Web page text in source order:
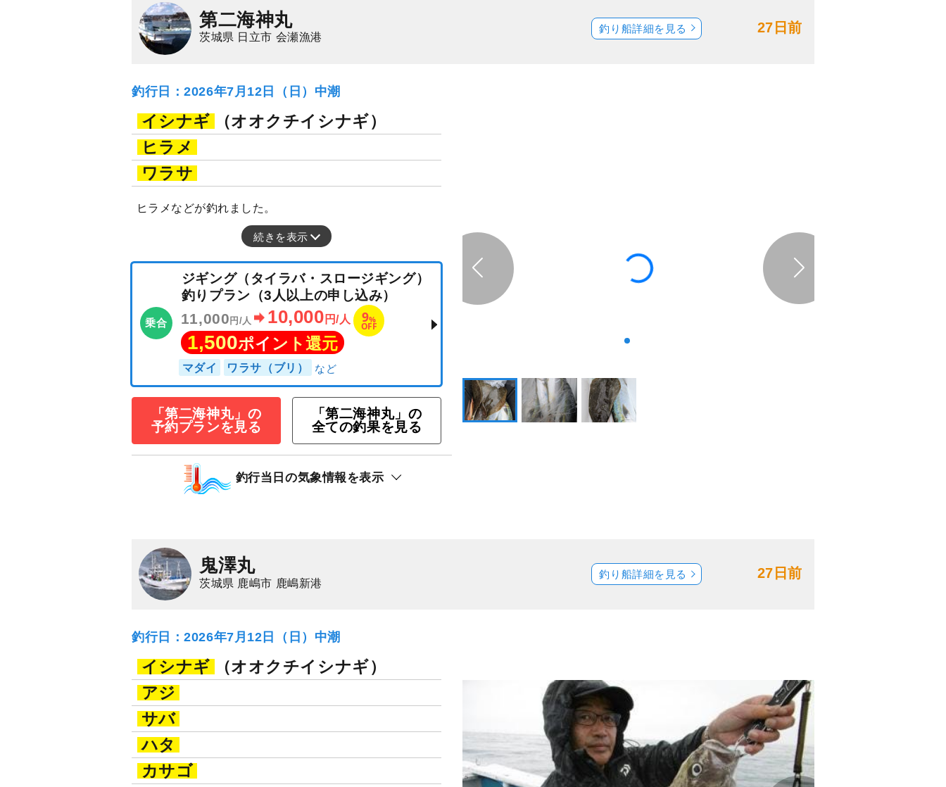
第二海神丸
茨城県 日立市 会瀬漁港
27日前
釣り船詳細を見る
釣行日：2026年7月12日（日）中潮
イシナギ
（オオクチイシナギ）
ヒラメ
ワラサ
ヒラメなどが釣れました。
続きを表示
乗合
ジギング（タイラバ・スロージギング）
釣りプラン（3人以上の申し込み）
11,000円/人 10,000円/人 9%
OFF
1,500ポイント還元
マダイ ワラサ（ブリ）
「第二海神丸」の
予約プランを見る
「第二海神丸」の
全ての釣果を見る
釣行当日の気象情報を表示
鬼澤丸
茨城県 鹿嶋市 鹿嶋新港
27日前
釣り船詳細を見る
釣行日：2026年7月12日（日）中潮
イシナギ
（オオクチイシナギ）
アジ
サバ
ハタ
カサゴ